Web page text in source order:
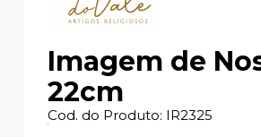
Imagem de
22cm
Cod. do Produto: IR2325